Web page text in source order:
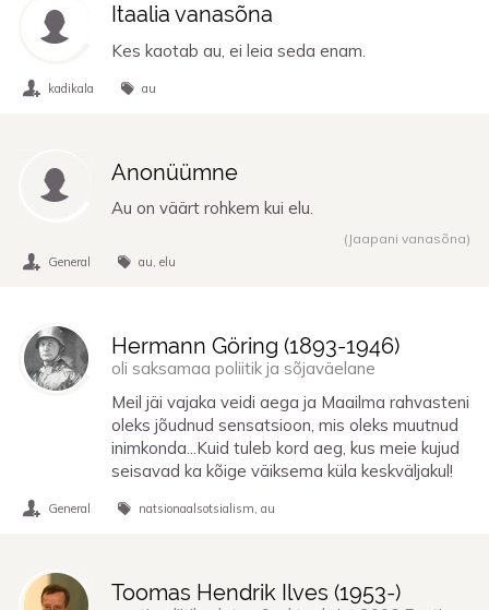
Itaalia vanasõna
Kes kaotab au, ei leia seda enam.
kadikala au
Anonüümne
Au on väärt rohkem kui elu.
(Jaapani vanasõna)
General au elu
Hermann Göring (1893-1946)
oli saksamaa poliitik ja sõjaväelane
Meil jäi vajaka veidi aega ja Maailma rahvasteni
oleks jõudnud sensatsioon, mis oleks muutnud
inimkonda...Kuid tuleb kord aeg, kus meie kujud
seisavad ka kõige väiksema küla keskväljakul!
General natsionaalsotsialism au
Toomas Hendrik Ilves (1953-)